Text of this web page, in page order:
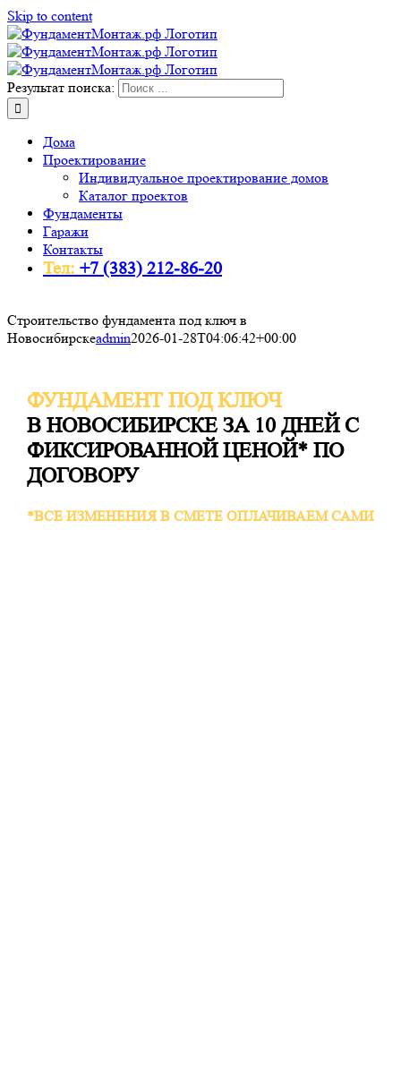
Skip to content
Результат поиска:
Дома
Проектирование
Индивидуальное проектирование домов
Каталог проектов
Фундаменты
Гаражи
Контакты
Тел: +7 (383) 212-86-20
Строительство фундамента под ключ в
Новосибирскеadmin2026-01-28T04:06:42+00:00
ФУНДАМЕНТ ПОД КЛЮЧ
В НОВОСИБИРСКЕ ЗА 10 ДНЕЙ С
ФИКСИРОВАННОЙ ЦЕНОЙ* ПО
ДОГОВОРУ
*ВСЕ ИЗМЕНЕНИЯ В СМЕТЕ ОПЛАЧИВАЕМ САМИ